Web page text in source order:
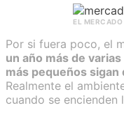
EL
Por si fuera poco, el
un año más de
más pequeños sigan
Realmente el
cuando se encienden